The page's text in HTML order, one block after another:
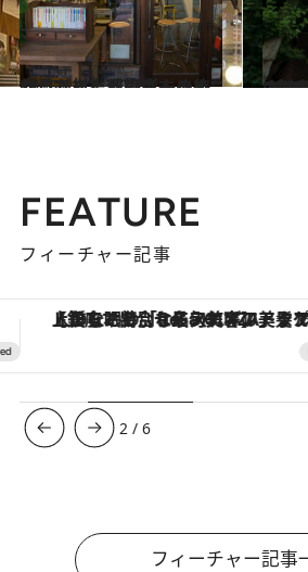
2015.8.13
帰ってきた「東京するめクラブ」 都築響一さんが見た村上春樹さんの旅
カルチャー “するめ旅”を熊本で実現する苦悩とは!? 吉本由
カル
FEATURE
フィーチャー記事
【夏限定ディナーコース】旬を迎える稚鮎や花ズッキーニなどをイタリア・トスカーナの郷土料
3 /6
フィーチャー記事